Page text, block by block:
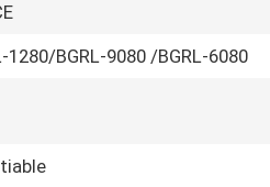
1280/BGRL-9080 /BGRL-6080